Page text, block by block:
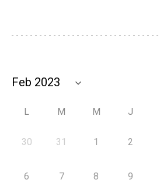
L M M J
30 31 1 2
6 7 8 9